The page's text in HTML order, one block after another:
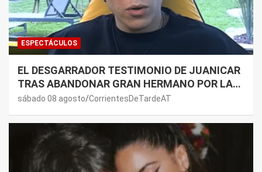
ESPECTÁCULOS
EL DESGARRADOR TESTIMONIO DE JUANICAR
TRAS ABANDONAR GRAN HERMANO POR LA
SALUD DE SU MAMÁ.
sábado 08 agosto CorrientesDeTardeAT